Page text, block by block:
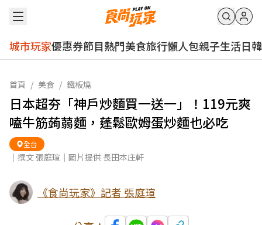
城市玩家優惠券節目熱門美食旅行懶人包親子生活日韓
首頁 / 美食 / 鐵板燒
日本超夯「神戶炒麵買一送一」！119元爽
嗑牛筋蒟蒻麵，蓬鬆歐姆蛋炒麵也必吃
全台
｜撰文 張庭瑄｜圖片提供 長田本庄軒
《食尚玩家》記者 張庭瑄